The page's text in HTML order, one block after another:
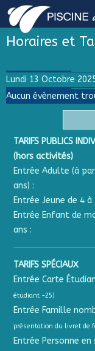
Horaires et
Lundi 13 Octobre
Aucun évènement
TARIFS PUBLICS
(hors activités)
Entrée Adulte (à
ans) :
Entrée Jeune de 4 à
Entrée Enfant de
ans :
TARIFS SPÉCIAUX
Entrée Carte
étudiant -25)
Entrée Famille
présentation du livret de
Entrée Personne